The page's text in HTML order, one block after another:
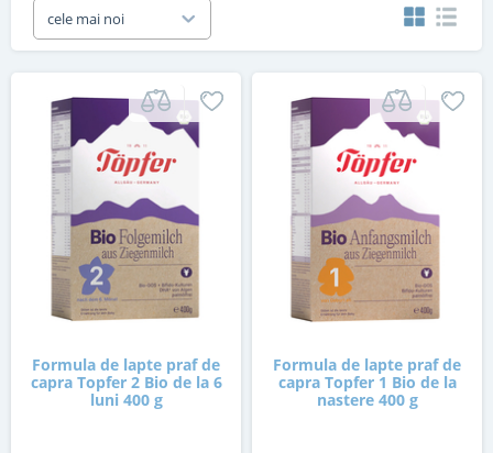
cele mai noi
Formula de lapte praf de
capra Topfer 2 Bio de la 6
luni 400 g
Formula de lapte praf de
capra Topfer 1 Bio de la
nastere 400 g